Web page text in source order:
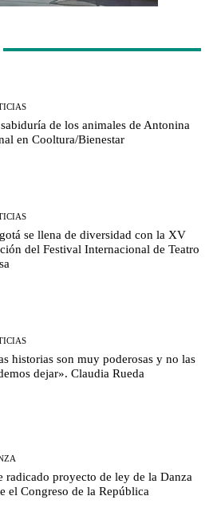
de los animales de Antonina
en Cooltura/Bienestar
se llena de diversidad con la XV
del Festival Internacional de Teatro
historias son muy poderosas y no las
dejar». Claudia Rueda
radicado proyecto de ley de la Danza
el Congreso de la República